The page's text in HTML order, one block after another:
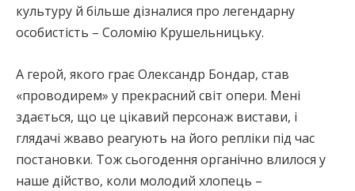
культуру й більше дізналися про легендарну
особистість – Соломію Крушельницьку.
А герой, якого грає Олександр Бондар, став
«проводирем» у прекрасний світ опери. Мені
здається, що це цікавий персонаж вистави, і
глядачі жваво реагують на його репліки під час
постановки. Тож сьогодення органічно влилося у
наше дійство, коли молодий хлопець –